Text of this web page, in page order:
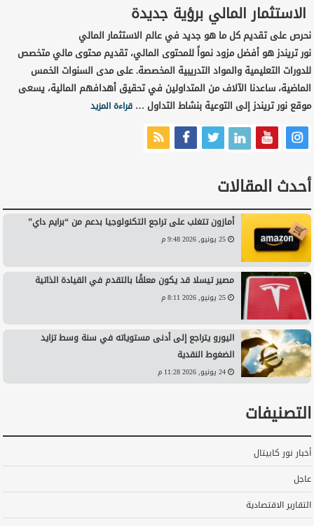
الاستثمار المالي برؤية جديدة
نحرص على تقديم كل ما هو جديد في عالم الاستثمار المالي
نور تريندز هو أفضل مزود نمواً للمحتوى المالي، تقديم محتوى مالي متخصص
للدورات التعليمية والمواد التدريبية المخصصة. على مدى السنوات الخمس
الماضية، ساعدنا الآلاف من المتداولين في تحقيق أهدافهم المالية، يسعى
موقع نور تريندز إلى التوعية بنشاط التداول …قراءة المزيد
أحدث المقالات
أمازون تتغلب على تراجع التكنولوجيا بدعم من “برايم داي”
25 يونيو, 2026 9:48 م
مصير تيسلا قد يكون معلقًا بالتقدم في القيادة الذاتية
25 يونيو, 2026 8:11 م
اليورو يتراجع إلى أدنى مستوياته في سنة وسط تزايد
الضغوط النقدية
24 يونيو, 2026 11:28 م
التصنيفات
أخبار نور كابيتال
عاجل
التقارير الاقتصادية